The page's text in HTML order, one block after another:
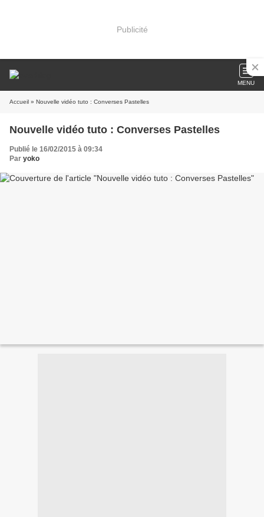
Publicité
MENU
Accueil » Nouvelle vidéo tuto : Converses Pastelles
Nouvelle vidéo tuto : Converses Pastelles
Publié le 16/02/2015 à 09:34
Par yoko